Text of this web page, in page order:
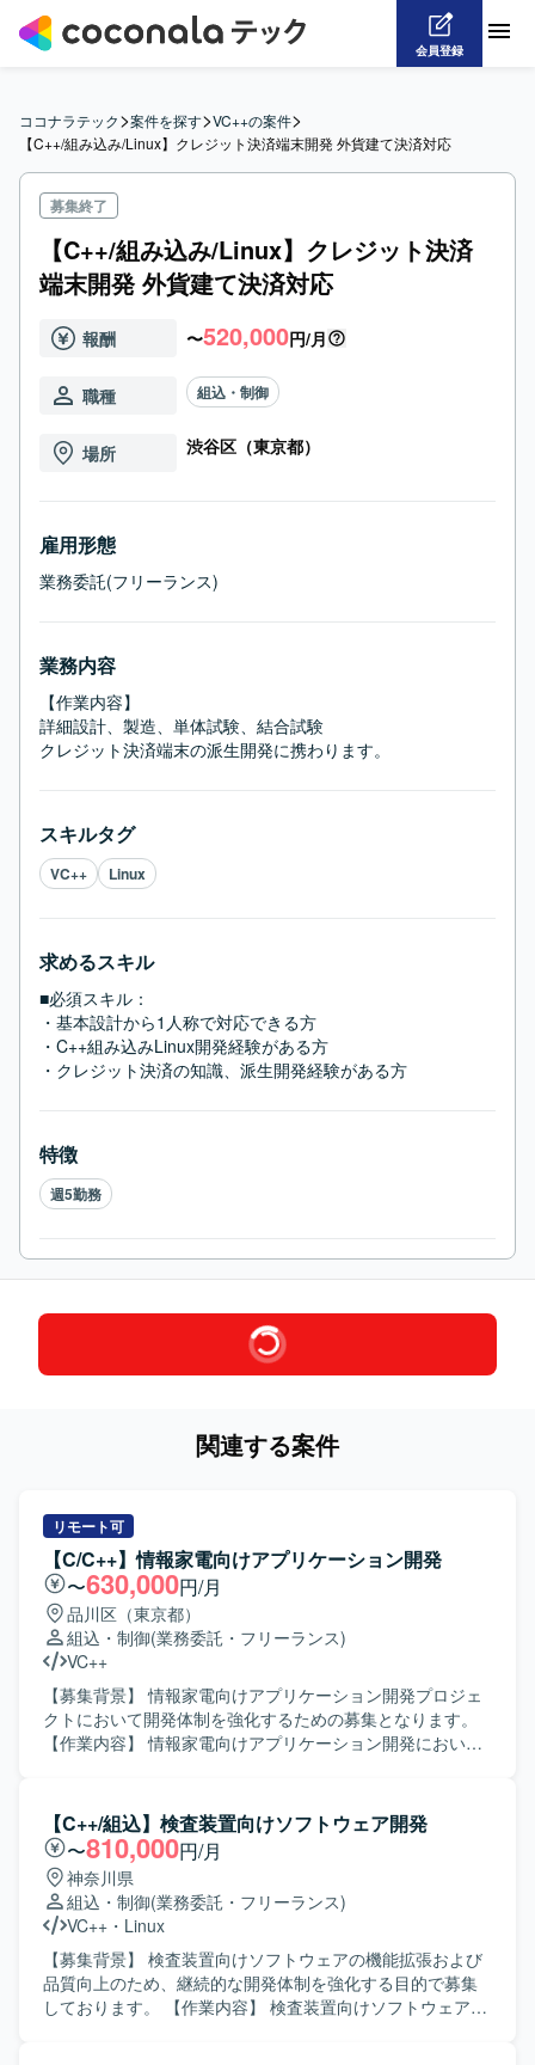
会員登録
ココナラテック>案件を探す>VC++の案件>
【C++/組み込み/Linux】クレジット決済端末開発 外貨建て決済対応
募集終了
【C++/組み込み/Linux】クレジット決済
端末開発 外貨建て決済対応
報酬 〜520,000円/月
職種 組込・制御
場所 渋谷区（東京都）
雇用形態
業務委託(フリーランス)
業務内容
【作業内容】
詳細設計、製造、単体試験、結合試験
クレジット決済端末の派生開発に携わります。
スキルタグ
VC++ Linux
求めるスキル
■必須スキル：
・基本設計から1人称で対応できる方
・C++組み込みLinux開発経験がある方
・クレジット決済の知識、派生開発経験がある方
特徴
週5勤務
関連する案件
リモート可
【C/C++】情報家電向けアプリケーション開発
〜630,000円/月
品川区（東京都）
組込・制御(業務委託・フリーランス)
VC++
【募集背景】 情報家電向けアプリケーション開発プロジェ
クトにおいて開発体制を強化するための募集となります。
【作業内容】 情報家電向けアプリケーション開発におい
修正も行っていただきます。 【求める人物像】 コミュニケ
ーションを取りながら協調して作業を進められる方を求め
ております。自ら課題を見つけ主体的に行動しながら品質
向上に取り組んでいただける方が望ましいです。 【ポジシ
ョンの魅力】 情報家電向けのプロダクト開発に携わること
で、ユーザーに近い領域での開発経験を積むことができま
す。C/C++を用いた開発スキルに加え、リアルタイム通信や
Audio処理などの知識を身に付ける機会があります。 【開発
環境】 C/C++、Visual Studio、GitHub（Git）などを用いた
【C++/組込】検査装置向けソフトウェア開発
〜810,000円/月
神奈川県
組込・制御(業務委託・フリーランス)
VC++ ・ Linux
【募集背景】 検査装置向けソフトウェアの機能拡張および
品質向上のため、継続的な開発体制を強化する目的で募集
しております。 【作業内容】 検査装置向けソフトウェアの